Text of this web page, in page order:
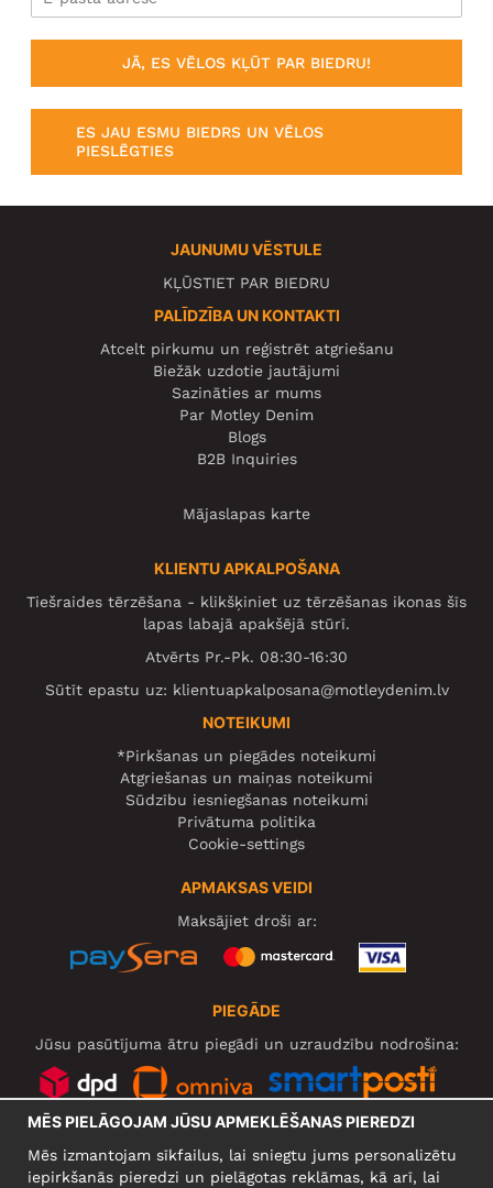
JĀ, ES VĒLOS KĻŪT PAR BIEDRU!
ES JAU ESMU BIEDRS UN VĒLOS
PIESLĒGTIES
JAUNUMU VĒSTULE
KĻŪSTIET PAR BIEDRU
PALĪDZĪBA UN KONTAKTI
Atcelt pirkumu un reģistrēt atgriešanu
Biežāk uzdotie jautājumi
Sazināties ar mums
Par Motley Denim
Blogs
B2B Inquiries
Mājaslapas karte
KLIENTU APKALPOŠANA
Tiešraides tērzēšana - klikšķiniet uz tērzēšanas ikonas šīs
lapas labajā apakšējā stūrī.
Atvērts Pr.-Pk. 08:30-16:30
Sūtīt epastu uz: klientuapkalposana@motleydenim.lv
NOTEIKUMI
*Pirkšanas un piegādes noteikumi
Atgriešanas un maiņas noteikumi
Sūdzību iesniegšanas noteikumi
Privātuma politika
Cookie-settings
APMAKSAS VEIDI
Maksājiet droši ar:
PIEGĀDE
Jūsu pasūtījuma ātru piegādi un uzraudzību nodrošina:
MĒS PIELĀGOJAM JŪSU APMEKLĒŠANAS PIEREDZI
Mēs izmantojam sīkfailus, lai sniegtu jums personalizētu
iepirkšanās pieredzi un pielāgotas reklāmas, kā arī, lai